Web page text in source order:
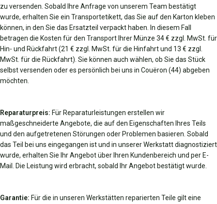
zu versenden. Sobald Ihre Anfrage von unserem Team bestätigt
wurde, erhalten Sie ein Transportetikett, das Sie auf den Karton kleben
können, in den Sie das Ersatzteil verpackt haben. In diesem Fall
betragen die Kosten für den Transport Ihrer Münze 34 € zzgl. MwSt. für
Hin- und Rückfahrt (21 € zzgl. MwSt. für die Hinfahrt und 13 € zzgl.
MwSt. für die Rückfahrt). Sie können auch wählen, ob Sie das Stück
selbst versenden oder es persönlich bei uns in Couëron (44) abgeben
möchten.
Reparaturpreis: Für Reparaturleistungen erstellen wir
maßgeschneiderte Angebote, die auf den Eigenschaften Ihres Teils
und den aufgetretenen Störungen oder Problemen basieren. Sobald
das Teil bei uns eingegangen ist und in unserer Werkstatt diagnostiziert
wurde, erhalten Sie Ihr Angebot über Ihren Kundenbereich und per E-
Mail. Die Leistung wird erbracht, sobald Ihr Angebot bestätigt wurde.
Garantie: Für die in unseren Werkstätten reparierten Teile gilt eine